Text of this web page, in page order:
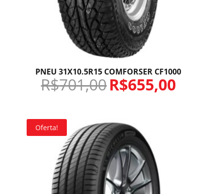
PNEU 31X10.5R15 COMFORSER CF1000
R$701,00R$655,00
Oferta!